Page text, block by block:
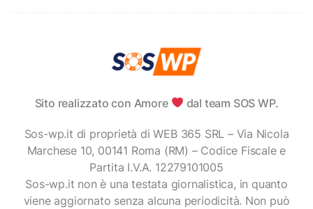
Sito realizzato con Amore dal team SOS WP.
Sos-wp.it di proprietà di WEB 365 SRL – Via Nicola
Marchese 10, 00141 Roma (RM) – Codice Fiscale e
Partita I.V.A. 12279101005
Sos-wp.it non è una testata giornalistica, in quanto
viene aggiornato senza alcuna periodicità. Non può